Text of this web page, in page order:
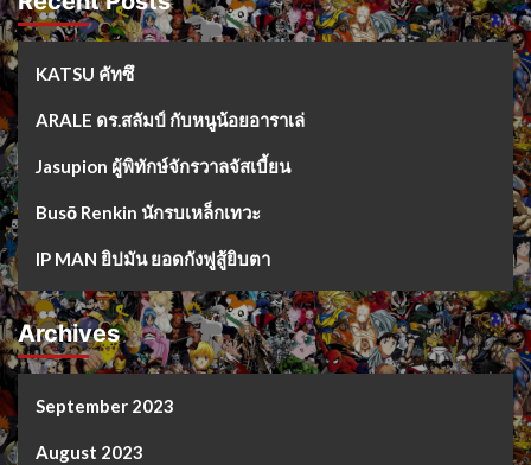
KATSU คัทซึ
ARALE ดร.สลัมป์ กับหนูน้อยอาราเล่
Jasupion ผู้พิทักษ์จักรวาลจัสเบี้ยน
Busō Renkin นักรบเหล็กเทวะ
IP MAN ยิปมัน ยอดกังฟูสู้ยิบตา
Archives
September 2023
August 2023